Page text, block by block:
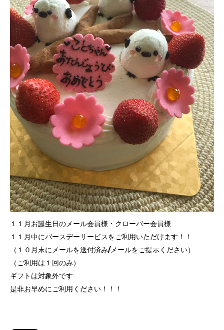
１１月お誕生日のメール会員様・クローバー会員様
１１月中にバースデーサービスをご利用いただけます！！
（１０月末にメールを送付済み/メールをご提示ください）
（ご利用は１回のみ）
ギフトは対象外です
是非お早めにご利用ください！！！